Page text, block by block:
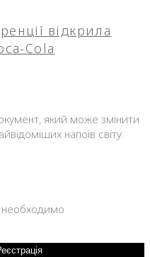
відкрила
Cola
який може змінити
напоїв світу.